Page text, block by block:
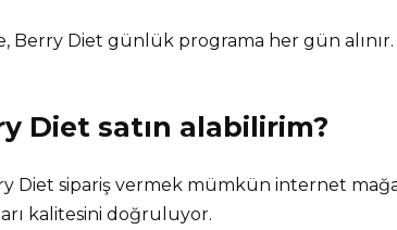
Berry Diet günlük programa her gün alınır.
Diet satın alabilirim?
Diet sipariş vermek mümkün internet
kalitesini doğruluyor.